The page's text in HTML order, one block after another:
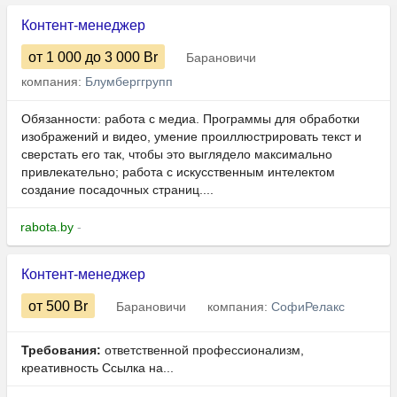
Контент-менеджер
от 1 000 до 3 000 Br
Барановичи
компания: Блумберггрупп
Обязанности: работа с медиа. Программы для обработки
изображений и видео, умение проиллюстрировать текст и
сверстать его так, чтобы это выглядело максимально
привлекательно; работа с искусственным интелектом
создание посадочных страниц....
rabota.by -
Контент-менеджер
от 500 Br Барановичи компания: СофиРелакс
Требования: ответственной профессионализм,
креативность Ссылка на...